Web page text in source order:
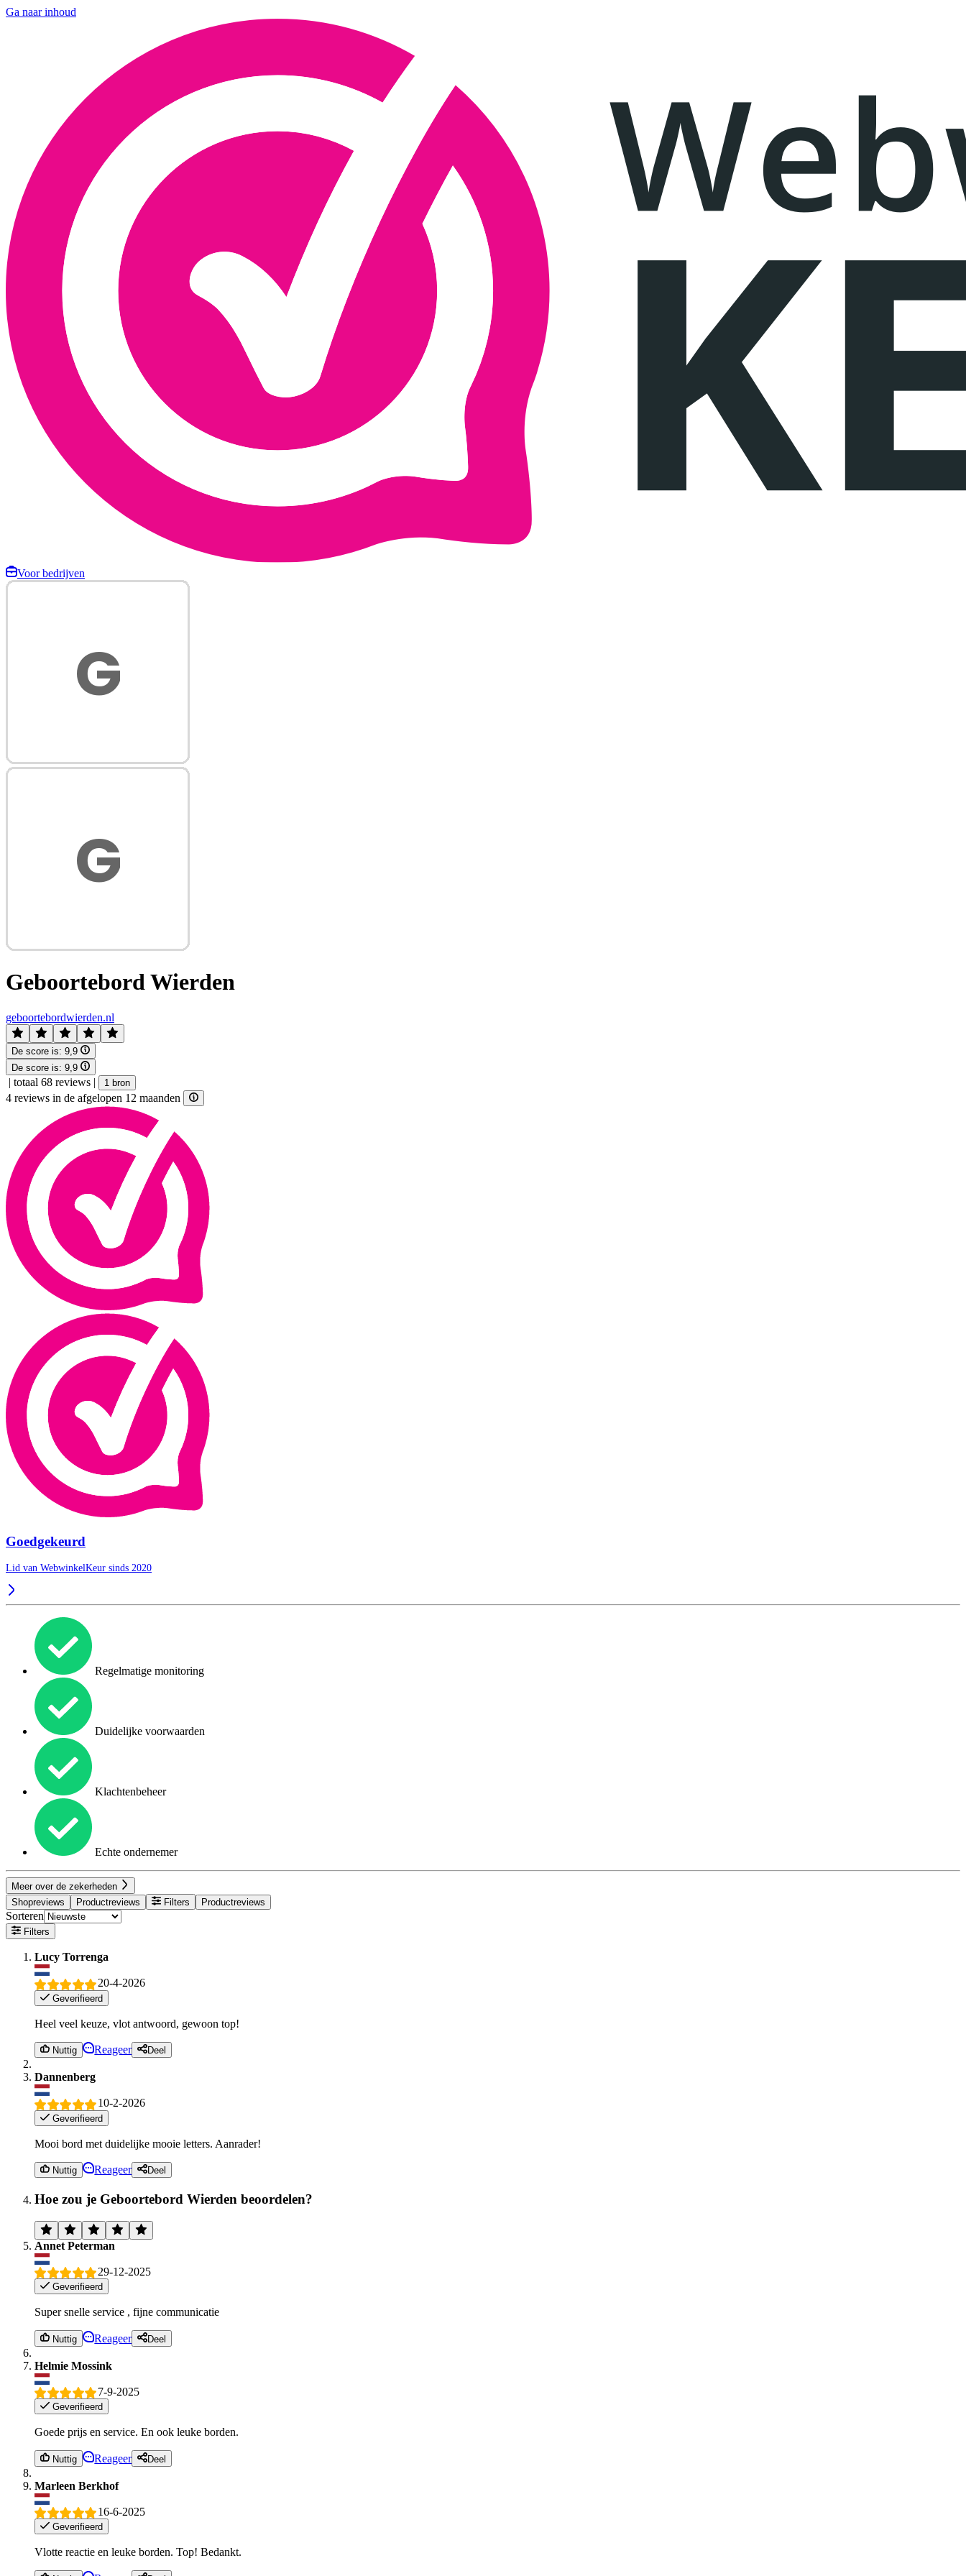
Ga naar inhoud
Voor bedrijven
Geboortebord Wierden
geboortebordwierden.nl
De score is: 9,9
De score is: 9,9
| totaal 68 reviews | 1 bron
4 reviews in de afgelopen 12 maanden
Goedgekeurd
Lid van WebwinkelKeur sinds 2020
Regelmatige monitoring
Duidelijke voorwaarden
Klachtenbeheer
Echte ondernemer
Meer over de zekerheden
Shopreviews
Productreviews Filters Productreviews
Sorteren
Filters
Lucy Torrenga
20-4-2026
Geverifieerd
Heel veel keuze, vlot antwoord, gewoon top!
Nuttig Reageer Deel
Dannenberg
10-2-2026
Geverifieerd
Mooi bord met duidelijke mooie letters. Aanrader!
Nuttig Reageer Deel
Hoe zou je Geboortebord Wierden beoordelen?
Annet Peterman
29-12-2025
Geverifieerd
Super snelle service , fijne communicatie
Nuttig Reageer Deel
Helmie Mossink
7-9-2025
Geverifieerd
Goede prijs en service. En ook leuke borden.
Nuttig Reageer Deel
Marleen Berkhof
16-6-2025
Geverifieerd
Vlotte reactie en leuke borden. Top! Bedankt.